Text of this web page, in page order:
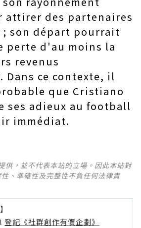
attirer des partenaires
; son départ pourrait
perte d'au moins la
revenus
Dans ce contexte, il
que Cristiano
ses adieux au football
immédiat.
供，並不代表本站的立場。因此本站對
、準確性及完整性不負任何法律責
登記《社群創作有價企劃》